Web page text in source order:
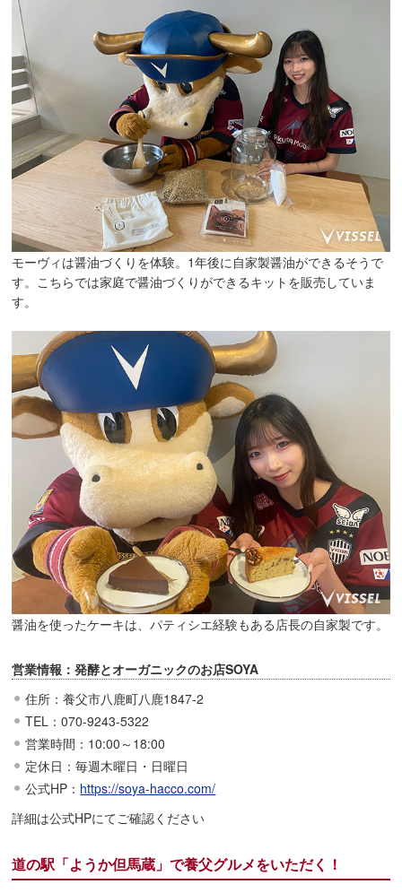
モーヴィは醤油づくりを体験。1年後に自家製醤油ができるそうで
す。こちらでは家庭で醤油づくりができるキットを販売していま
す。
醤油を使ったケーキは、パティシエ経験もある店長の自家製です。
営業情報：発酵とオーガニックのお店SOYA
住所：養父市八鹿町八鹿1847-2
TEL：070-9243-5322
営業時間：10:00～18:00
定休日：毎週木曜日・日曜日
公式HP： https://soya-hacco.com/
詳細は公式HPにてご確認ください
道の駅「ようか但馬蔵」で養父グルメをいただく！